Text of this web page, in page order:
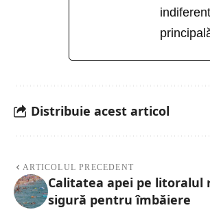
Distribuie acest articol
ARTICOLUL PRECEDENT
Calitatea apei pe litoralul
sigură pentru îmbăiere